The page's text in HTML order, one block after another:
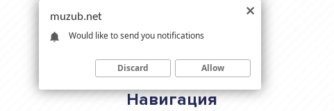
Навигация
muzub.net
Would like to send you notifications
Discard Allow